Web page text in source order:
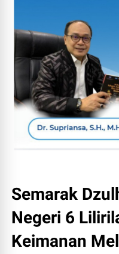
Semarak
Negeri 6
Keimanan